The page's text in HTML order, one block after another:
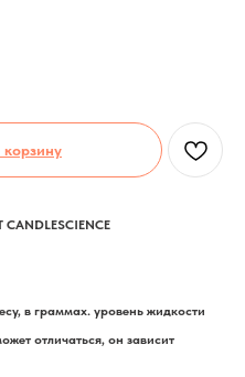
корзину
в граммах. уровень жидкости
отличаться, он зависит